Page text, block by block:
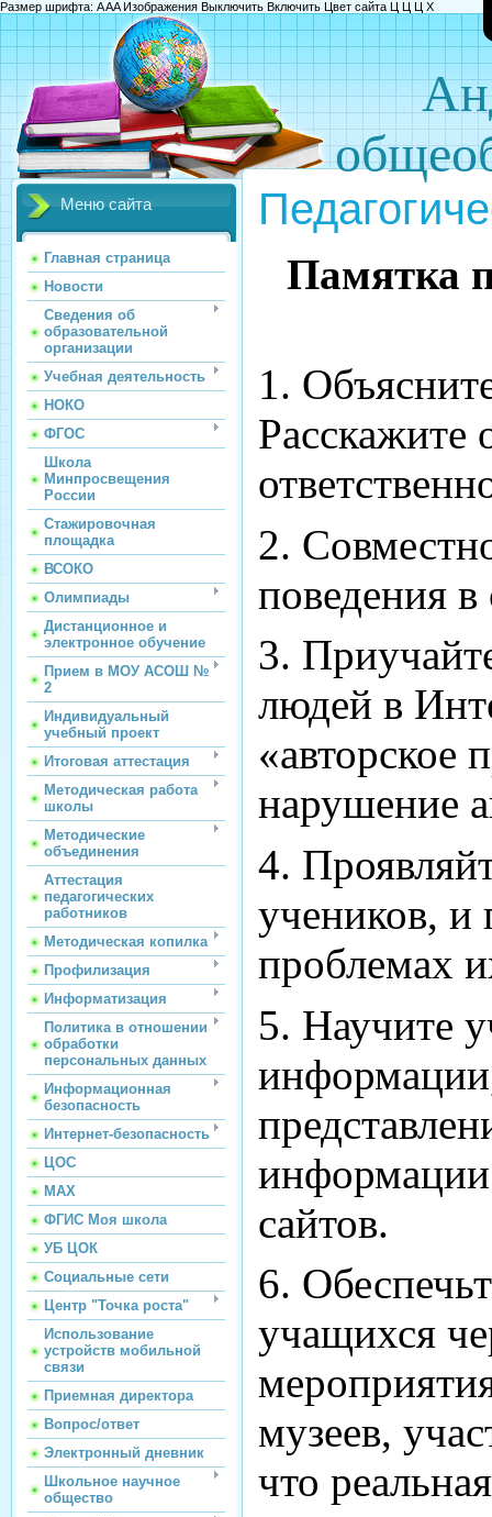
Размер шрифта: AAAИзображения Выключить Включить Цвет сайта Ц Ц Ц Х
Меню сайта
Главная страница
Новости
Сведения об
образовательной
организации
Учебная деятельность
НОКО
ФГОС
Школа
Минпросвещения
России
Стажировочная
площадка
ВСОКО
Олимпиады
Дистанционное и
электронное обучение
Прием в МОУ АСОШ №
2
Индивидуальный
учебный проект
Итоговая аттестация
Методическая работа
школы
Методические
объединения
Аттестация
педагогических
работников
Методическая копилка
Профилизация
Информатизация
Политика в отношении
обработки
персональных данных
Информационная
безопасность
Интернет-безопасность
ЦОС
МАХ
ФГИС Моя школа
УБ ЦОК
Социальные сети
Центр "Точка роста"
Использование
устройств мобильной
связи
Приемная директора
Вопрос/ответ
Электронный дневник
Школьное научное
общество
Памятка
1.
2.
поведения
3.
людей в
«авторское
нарушение
4.
учеников, и
проблемах
5. Научите
сайтов.
6.
учащихся
музеев,
что